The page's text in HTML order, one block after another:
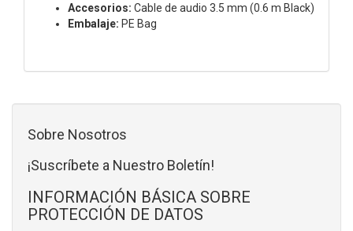
Accesorios: Cable de audio 3.5 mm (0.6 m Black)
Embalaje: PE Bag
Sobre Nosotros
¡Suscríbete a Nuestro Boletín!
INFORMACIÓN BÁSICA SOBRE
PROTECCIÓN DE DATOS